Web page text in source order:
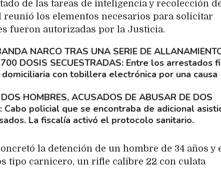
de las tareas de inteligencia y recolección
los elementos necesarios para solicitar
fueron autorizadas por la Justicia.
NARCO TRAS UNA SERIE DE
DOSIS SECUESTRADAS Entre los arrestados
con tobillera electrónica por una causa
HOMBRES, ACUSADOS DE ABUSAR DE DOS
Cabo policial que se encontraba de adicional
La fiscalía activó el protocolo sanitario.
la detención de un hombre de 34 años y
tipo carnicero, un rifle calibre 22 con culata